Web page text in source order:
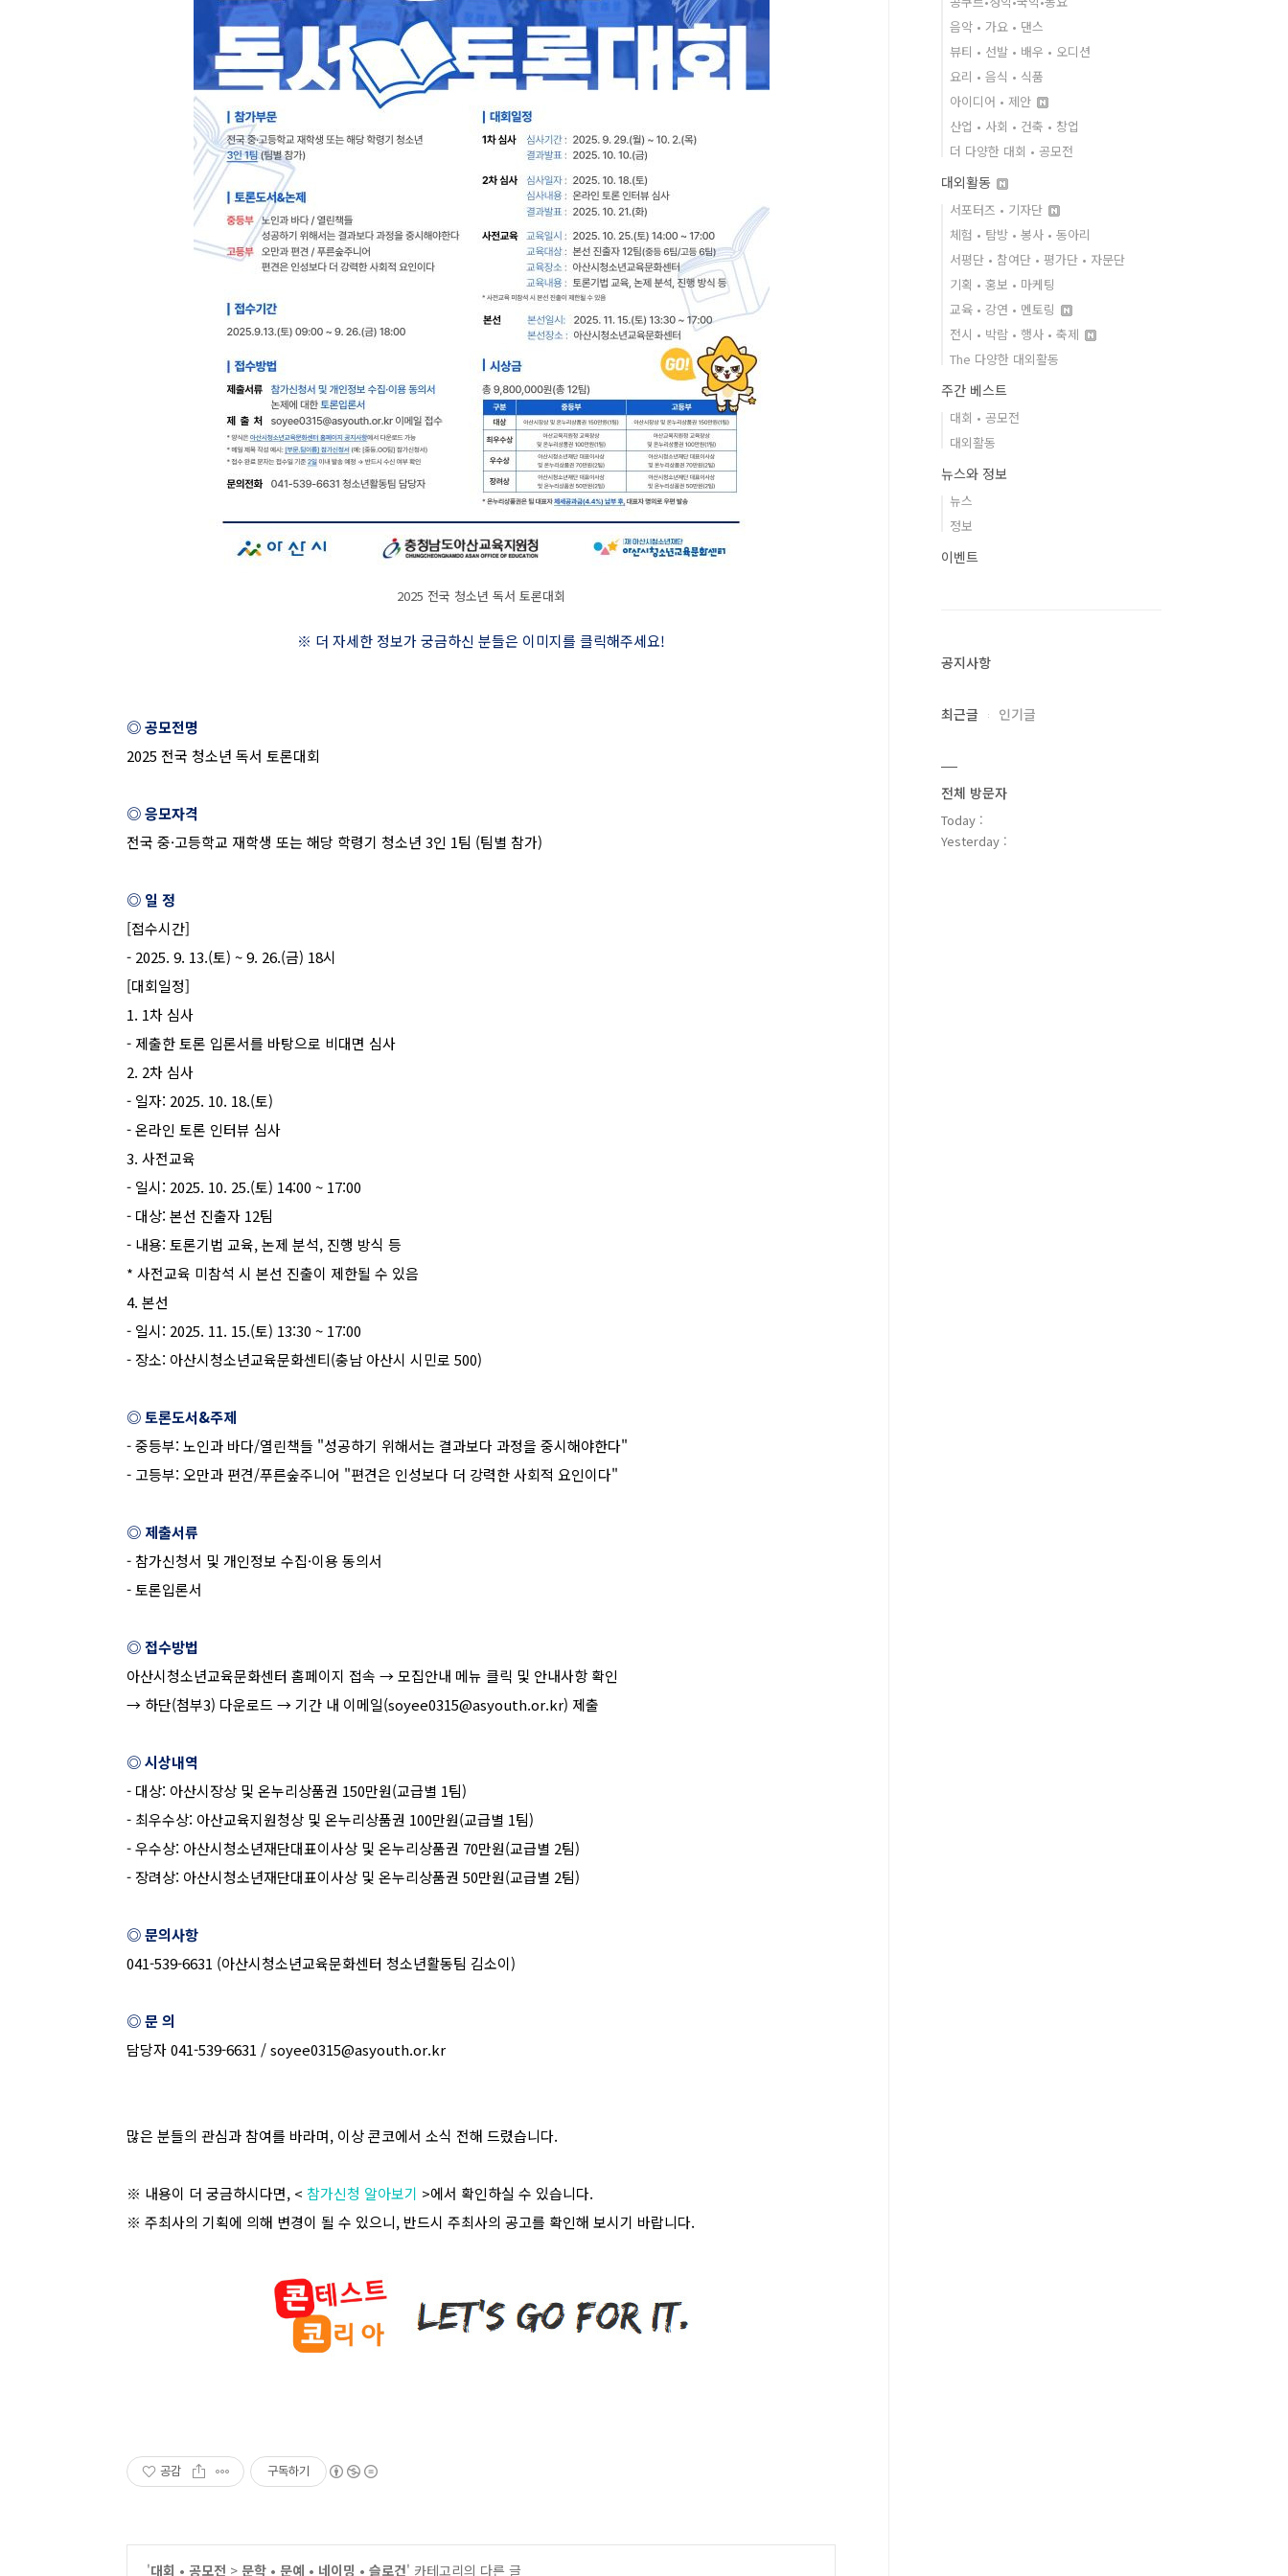
2025 전국 청소년 독서 토론대회
※ 더 자세한 정보가 궁금하신 분들은 이미지를 클릭해주세요!
◎ 공모전명
2025 전국 청소년 독서 토론대회
◎ 응모자격
전국 중·고등학교 재학생 또는 해당 학령기 청소년 3인 1팀 (팀별 참가)
◎ 일 정
[접수시간]
- 2025. 9. 13.(토) ~ 9. 26.(금) 18시
[대회일정]
1. 1차 심사
- 제출한 토론 입론서를 바탕으로 비대면 심사
2. 2차 심사
- 일자: 2025. 10. 18.(토)
-온라인 토론 인터뷰 심사
3. 사전교육
- 일시: 2025. 10. 25.(토) 14:00 ~ 17:00
- 대상: 본선 진출자 12팀
- 내용: 토론기법 교육,논제 분석, 진행 방식 등
* 사전교육 미참석 시 본선 진출이 제한될 수 있음
4. 본선
- 일시: 2025. 11. 15.(토) 13:30 ~ 17:00
-장소: 아산시청소년교육문화센티(충남 아산시 시민로 500)
◎ 토론도서&주제
-중등부: 노인과 바다/열린책들 "성공하기 위해서는 결과보다 과정을 중시해야한다"
- 고등부: 오만과 편견/푸른숲주니어 "편견은 인성보다 더 강력한 사회적 요인이다"
◎ 제출서류
- 참가신청서 및 개인정보 수집·이용 동의서
-토론입론서
◎ 접수방법
아산시청소년교육문화센터 홈페이지 접속 →모집안내 메뉴 클릭 및 안내사항 확인
→ 하단(첨부3) 다운로드 →기간 내 이메일(soyee0315@asyouth.or.kr) 제출
◎ 시상내역
- 대상: 아산시장상 및 온누리상품권 150만원(교급별 1팀)
- 최우수상: 아산교육지원청상 및 온누리상품권 100만원(교급별 1팀)
-우수상: 아산시청소년재단대표이사상 및 온누리상품권 70만원(교급별 2팀)
-장려상: 아산시청소년재단대표이사상 및 온누리상품권 50만원(교급별 2팀)
◎ 문의사항
041-539-6631 (아산시청소년교육문화센터 청소년활동팀 김소이)
◎ 문 의
담당자041-539-6631 / soyee0315@asyouth.or.kr
많은 분들의 관심과 참여를 바라며, 이상 콘코에서 소식 전해 드렸습니다.
※ 내용이 더 궁금하시다면, < 참가신청 알아보기 >에서 확인하실 수 있습니다.
※ 주최사의 기획에 의해 변경이 될 수 있으니, 반드시 주최사의 공고를 확인해 보시기 바랍니다.
공감 구독하기
'대회 • 공모전 > 문학 • 문예 • 네이밍 • 슬로건' 카테고리의 다른 글
음악 • 가요 • 댄스
뷰티 • 선발 • 배우 • 오디션
요리 • 음식 • 식품
아이디어 • 제안
산업 • 사회 • 건축 • 창업
더 다양한 대회 • 공모전
대외활동
서포터즈 • 기자단
체험 • 탐방 • 봉사 • 동아리
서평단 • 참여단 • 평가단 • 자문단
기획 • 홍보 • 마케팅
교육 • 강연 • 멘토링
전시 • 박람 • 행사 • 축제
The 다양한 대외활동
주간 베스트
대회 • 공모전
대외활동
뉴스와 정보
뉴스
정보
이벤트
공지사항
최근글 인기글
전체 방문자
Today :
Yesterday :